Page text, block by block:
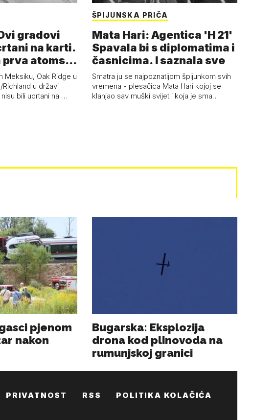
gradovi
na karti.
prva atoms…
Meksiku, Oak Ridge u
u državi
bili ucrtani na …
ŠPIJUNSKA PRIČA
Mata Hari: Agentica 'H 21'
Spavala bi s diplomatima i
časnicima. I saznala sve
Smatra ju se najpoznatijom špijunkom svih
vremena - plesačica Mata Hari kojoj se
klanjao sav muški svijet i koja je sma…
PRIVATNOST RSS POLITIKA KOLAČIĆA